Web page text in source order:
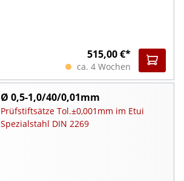
515,00 €*
ca. 4 Wochen
Ø 0,5-1,0/40/0,01mm
Prüfstiftsätze Tol.±0,001mm im Etui
Spezialstahl DIN 2269